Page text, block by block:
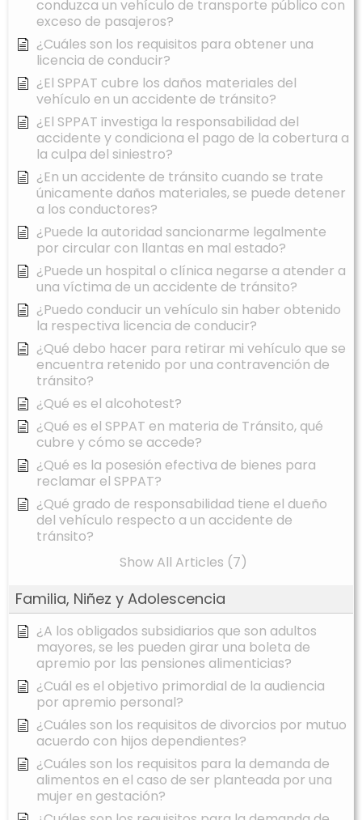
conduzca un vehículo de transporte público con
exceso de pasajeros?
¿Cuáles son los requisitos para obtener una
licencia de conducir?
¿El SPPAT cubre los daños materiales del
vehículo en un accidente de tránsito?
¿El SPPAT investiga la responsabilidad del
accidente y condiciona el pago de la cobertura a
la culpa del siniestro?
¿En un accidente de tránsito cuando se trate
únicamente daños materiales, se puede detener
a los conductores?
¿Puede la autoridad sancionarme legalmente
por circular con llantas en mal estado?
¿Puede un hospital o clínica negarse a atender a
una víctima de un accidente de tránsito?
¿Puedo conducir un vehículo sin haber obtenido
la respectiva licencia de conducir?
¿Qué debo hacer para retirar mi vehículo que se
encuentra retenido por una contravención de
tránsito?
¿Qué es el alcohotest?
¿Qué es el SPPAT en materia de Tránsito, qué
cubre y cómo se accede?
¿Qué es la posesión efectiva de bienes para
reclamar el SPPAT?
¿Qué grado de responsabilidad tiene el dueño
del vehículo respecto a un accidente de
tránsito?
Show All Articles (7)
Familia, Niñez y Adolescencia
¿A los obligados subsidiarios que son adultos
mayores, se les pueden girar una boleta de
apremio por las pensiones alimenticias?
¿Cuál es el objetivo primordial de la audiencia
por apremio personal?
¿Cuáles son los requisitos de divorcios por mutuo
acuerdo con hijos dependientes?
¿Cuáles son los requisitos para la demanda de
alimentos en el caso de ser planteada por una
mujer en gestación?